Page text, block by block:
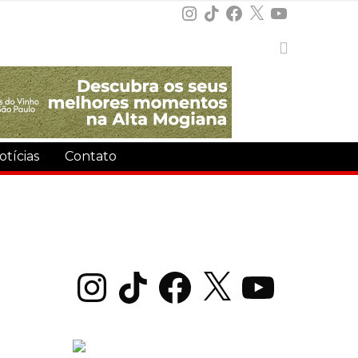
Instagram
TikTokFacebook
X YouTube
Contato
InstagramTikTok Facebook
X YouTube